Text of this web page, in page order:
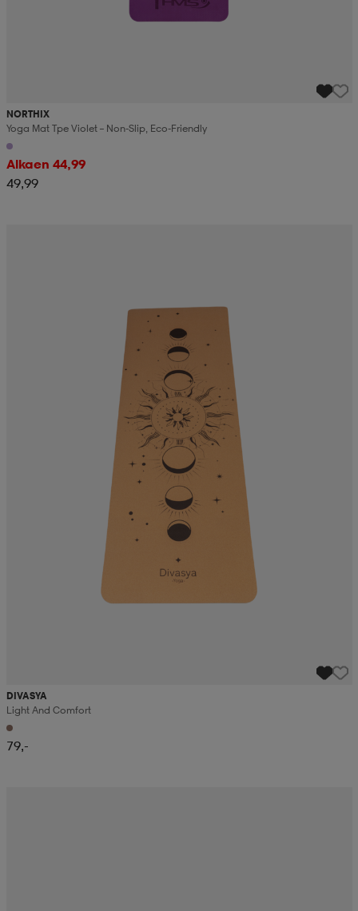
NORTHIX
Yoga Mat Tpe Violet – Non-Slip, Eco-Friendly
Alkaen 44,99
49,99
DIVASYA
Light And Comfort
79,-